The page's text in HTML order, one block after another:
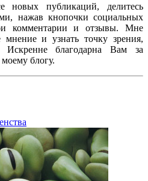
новых публикаций, делитесь
нажав кнопочки социальных
комментарии и отзывы. Мне
и узнать точку зрения,
Искренне благодарна Вам за
блогу.